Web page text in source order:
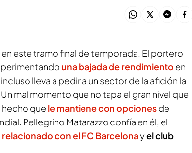
este tramo final de temporada. El portero
una bajada de rendimiento en
lleva a pedir a un sector de la afición la
mal momento que no tapa el gran nivel que
que le mantiene con opcionesde
Pellegrino Matarazzo confía en él, el
con el FC Barcelonayel club